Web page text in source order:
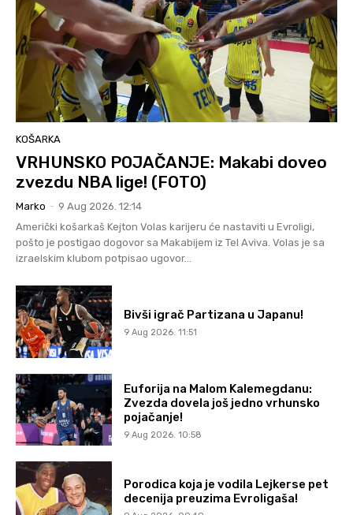
KOŠARKA
VRHUNSKO POJAČANJE: Makabi doveo
zvezdu NBA lige! (FOTO)
Marko - 9 Aug 2026. 12:14
Američki košarkaš Kejton Volas karijeru će nastaviti u Evroligi,
pošto je postigao dogovor sa Makabijem iz Tel Aviva. Volas je sa
izraelskim klubom potpisao ugovor...
Bivši igrač Partizana u Japanu!
9 Aug 2026. 11:51
Euforija na Malom Kalemegdanu:
Zvezda dovela još jedno vrhunsko
pojačanje!
9 Aug 2026. 10:58
Porodica koja je vodila Lejkerse pet
decenija preuzima Evroligaša!